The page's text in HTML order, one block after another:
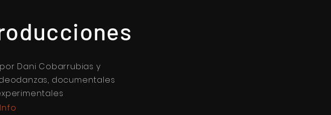
Dani Cobarrubias y
documentales